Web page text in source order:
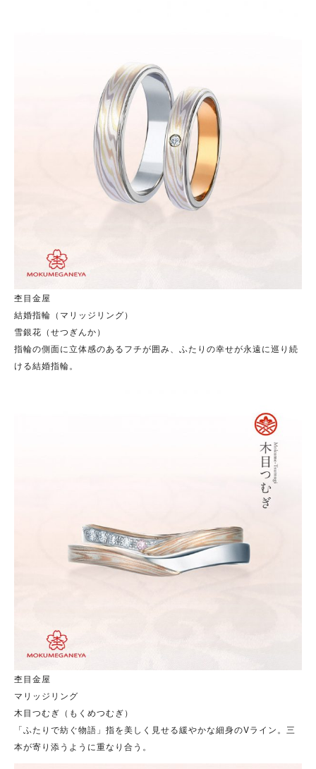
杢目金屋
結婚指輪（マリッジリング）
雪銀花（せつぎんか）
指輪の側面に立体感のあるフチが囲み、ふたりの幸せが永遠に巡り続
ける結婚指輪。
杢目金屋
マリッジリング
木目つむぎ（もくめつむぎ）
「ふたりで紡ぐ物語」指を美しく見せる緩やかな細身のVライン。三
本が寄り添うように重なり合う。